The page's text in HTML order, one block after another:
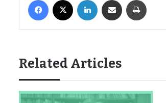
Related Articles